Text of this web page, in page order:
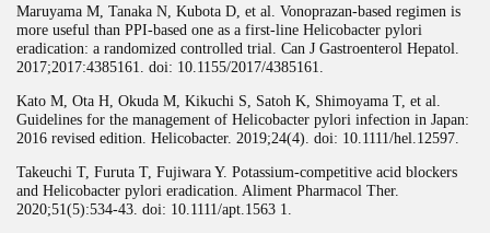
Maruyama M, Tanaka N, Kubota D, et al. Vonoprazan-based regimen is
more useful than PPI-based one as a first-line Helicobacter pylori
eradication: a randomized controlled trial. Can J Gastroenterol Hepatol.
2017;2017:4385161. doi: 10.1155/2017/4385161.
Kato M, Ota H, Okuda M, Kikuchi S, Satoh K, Shimoyama T, et al.
Guidelines for the management of Helicobacter pylori infection in Japan:
2016 revised edition. Helicobacter. 2019;24(4). doi: 10.1111/hel.12597.
Takeuchi T, Furuta T, Fujiwara Y. Potassium-competitive acid blockers
and Helicobacter pylori eradication. Aliment Pharmacol Ther.
2020;51(5):534-43. doi: 10.1111/apt.1563 1.